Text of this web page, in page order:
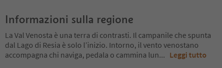
Informazioni sulla regione
La Val Venosta è una terra di contrasti. Il campanile che spunta
dal Lago di Resia è solo l’inizio. Intorno, il vento venostano
accompagna chi naviga, pedala o cammina lun... Leggi tutto